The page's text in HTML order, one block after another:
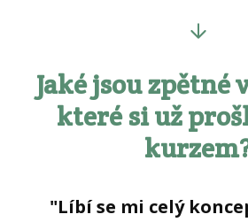
Jaké jsou zpětné
které si už
"Líbí se mi celý